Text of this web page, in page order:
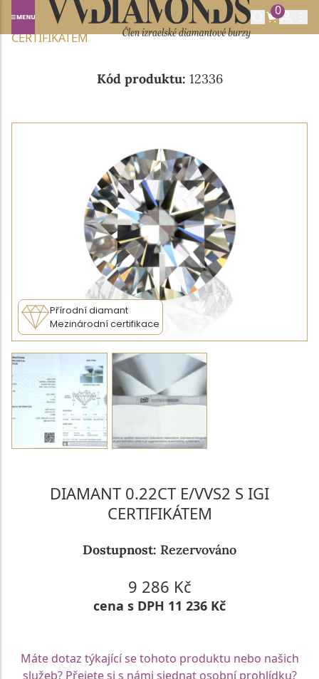
0
Domů NABÍDKA DIAMANTŮ
0.22CT E/VVS2 S IGI
CERTIFIKÁTEM
Kód produktu: 12336
Přírodní diamant
Mezinárodní certifikace
DIAMANT 0.22CT E/VVS2 S IGI
CERTIFIKÁTEM
Dostupnost: Rezervováno
9 286 Kč
cena s DPH 11 236 Kč
Máte dotaz týkající se tohoto produktu nebo našich
služeb? Přejete si s námi sjednat osobní prohlídku?